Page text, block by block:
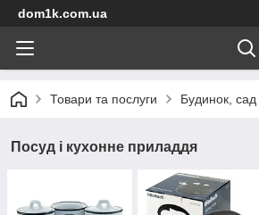
dom1k.com.ua
Товари та послуги Будинок, сад
Посуд і кухонне приладдя